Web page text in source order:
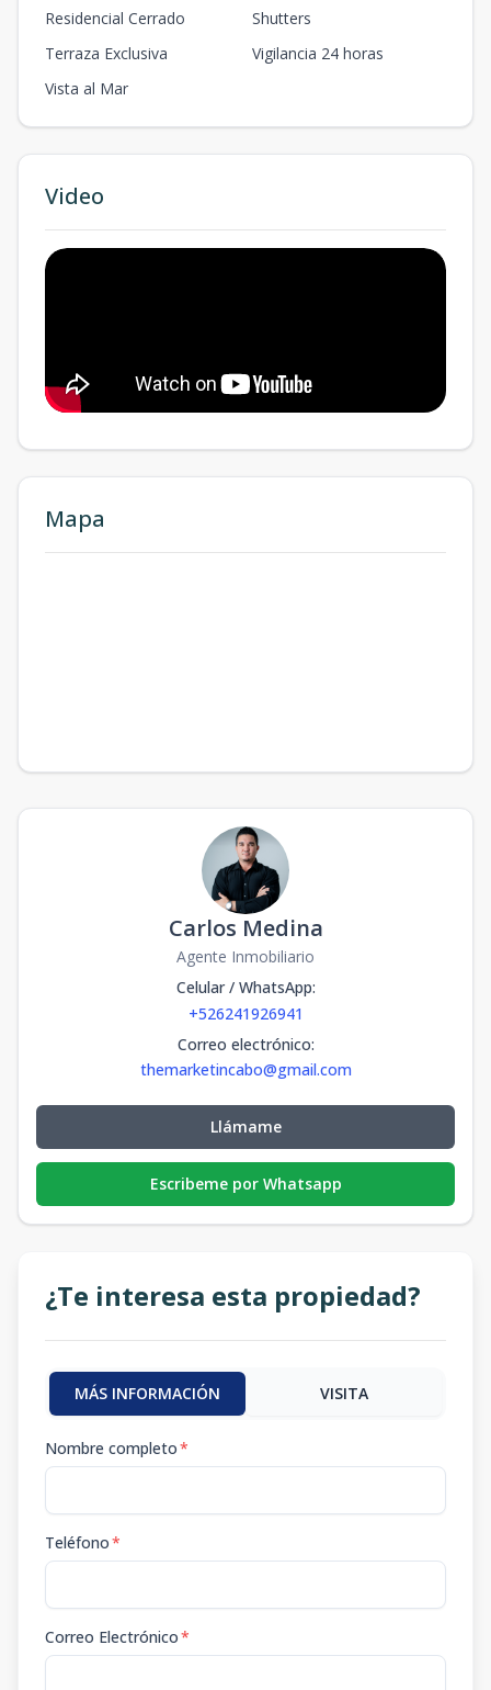
Residencial Cerrado
Shutters
Terraza Exclusiva
Vigilancia 24 horas
Vista al Mar
Video
Mapa
Carlos Medina
Agente Inmobiliario
Celular / WhatsApp:
+526241926941
Correo electrónico:
themarketincabo@gmail.com
Llámame
Escribeme por Whatsapp
¿Te interesa esta propiedad?
MÁS INFORMACIÓN VISITA
Nombre completo*
Teléfono*
Correo Electrónico*